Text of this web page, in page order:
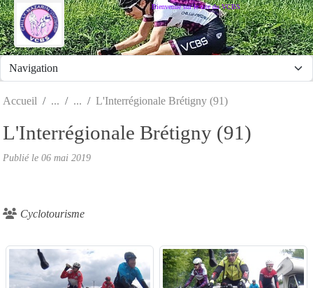
Bienvenue sur le site du VCBS
Accueil L'Interrégionale Brétigny (91)
L'Interrégionale Brétigny (91)
Publié le 06 mai 2019
Cyclotourisme
Panneau de gestion des cookies